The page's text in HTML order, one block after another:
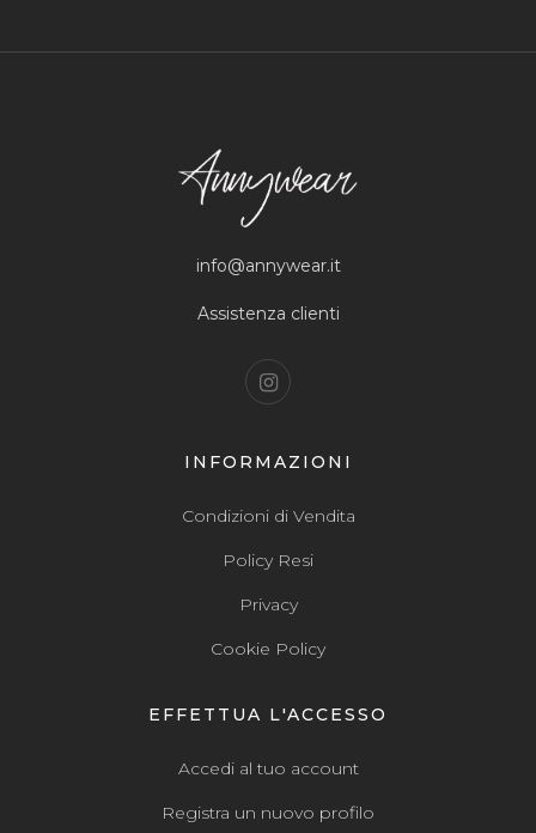
info@annywear.it
Assistenza clienti
INFORMAZIONI
Condizioni di Vendita
Policy Resi
Privacy
Cookie Policy
EFFETTUA L'ACCESSO
Accedi al tuo account
Registra un nuovo profilo